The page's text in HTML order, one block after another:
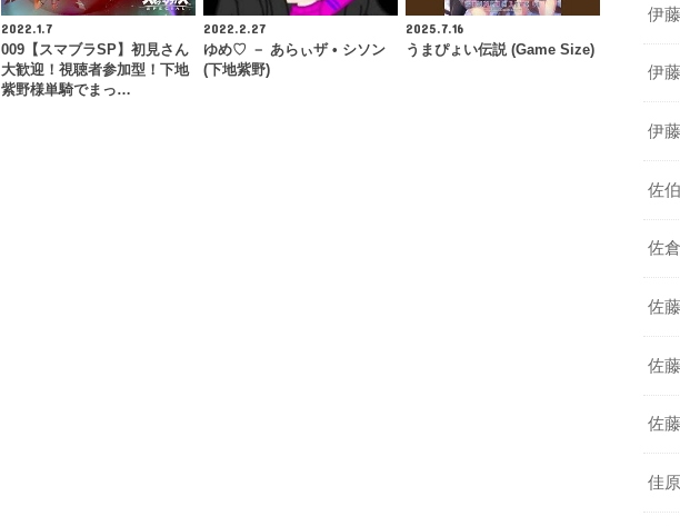
2022.1.7
009【スマブラSP】初見さん
大歓迎！視聴者参加型！下地
紫野様単騎でまっ…
2022.2.27
ゆめ♡ － あらぃザ • シソン
(下地紫野)
2025.7.16
うまぴょい伝説 (Game Size)
伊
伊
伊
佐
佐
佐
佐
佐
佳